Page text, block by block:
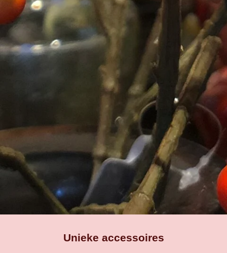
Unieke accessoires